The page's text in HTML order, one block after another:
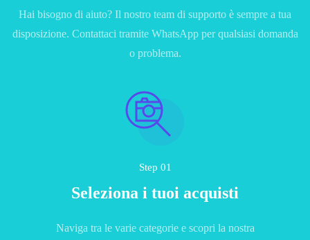
Hai bisogno di aiuto? Il nostro team di supporto è sempre a tua
disposizione. Contattaci tramite WhatsApp per qualsiasi domanda
o problema.
Step 01
Seleziona i tuoi acquisti
Naviga tra le varie categorie e scopri la nostra